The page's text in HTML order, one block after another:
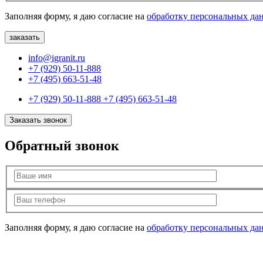
Заполняя форму, я даю согласие на обработку персональных
info@igranit.ru
+7 (929) 50-11-888
+7 (495) 663-51-48
+7 (929) 50-11-888 +7 (495) 663-51-48
Заказать звонок
Обратный звонок
Заполняя форму, я даю согласие на обработку персональных